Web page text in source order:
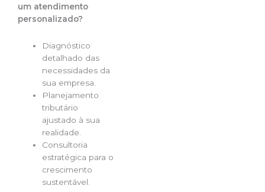
um atendimento
personalizado?
Diagnóstico
detalhado das
necessidades da
sua empresa.
Planejamento
tributário
ajustado à sua
realidade.
Consultoria
estratégica para o
crescimento
sustentável.